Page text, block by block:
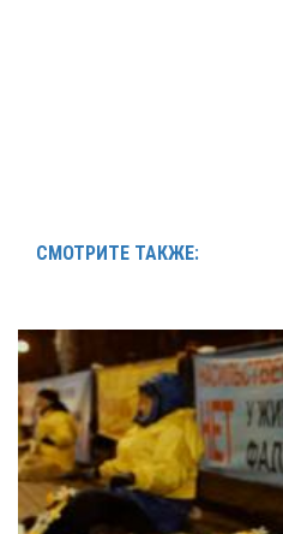
СМОТРИТЕ ТАКЖЕ: